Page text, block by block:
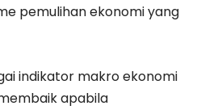
pemulihan ekonomi yang
indikator makro ekonomi
apabila